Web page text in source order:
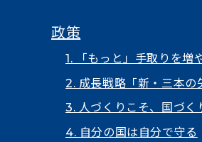
政策
1. 「もっと」手取りを増
2. 成長戦略「新・三本の
3. 人づくりこそ、国づく
4. 自分の国は自分で守る